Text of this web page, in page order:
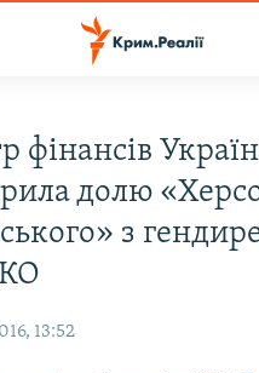
фінансів
долю
з
13:52